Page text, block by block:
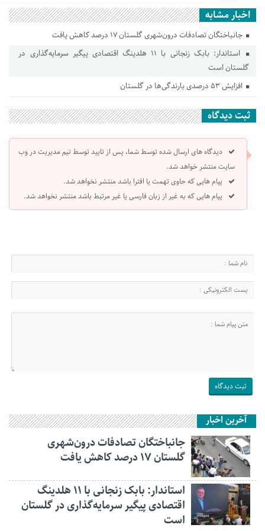
اخبار مشابه
جانباختگان تصادفات درون‌شهری گلستان ۱۷ درصد کاهش یافت
استاندار: بابک زنجانی با ۱۱ هلدینگ اقتصادی پیگیر سرمایه‌گذاری در
گلستان است
افزایش ۵۳ درصدی بارندگی‌ها در گلستان
ثبت دیدگاه
دیدگاه های ارسال شده توسط شما، پس از تایید توسط تیم مدیریت در وب
سایت منتشر خواهد شد.
پیام هایی که حاوی تهمت یا افترا باشد منتشر نخواهد شد.
پیام هایی که به غیر از زبان فارسی یا غیر مرتبط باشد منتشر نخواهد شد.
آخرین اخبار
جانباختگان تصادفات درون‌شهری
گلستان ۱۷ درصد کاهش یافت
استاندار: بابک زنجانی با ۱۱ هلدینگ
اقتصادی پیگیر سرمایه‌گذاری در گلستان
است